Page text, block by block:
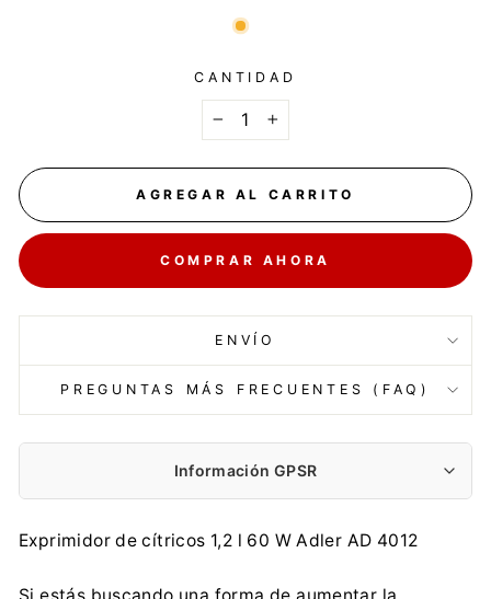
CANTIDAD
+
AGREGAR AL CARRITO
COMPRAR AHORA
ENVÍO
PREGUNTAS MÁS FRECUENTES (FAQ)
Información GPSR
Fabricante:
Adler Sp. z o.o.
Exprimidor de cítricos 1,2 l 60 W Adler AD 4012
Si estás buscando una forma de aumentar la